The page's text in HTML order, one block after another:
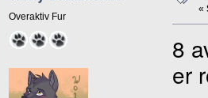
Overaktiv Fur
«
8
er